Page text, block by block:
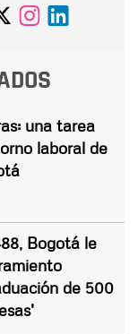
una tarea
laboral de
Bogotá le
de 500